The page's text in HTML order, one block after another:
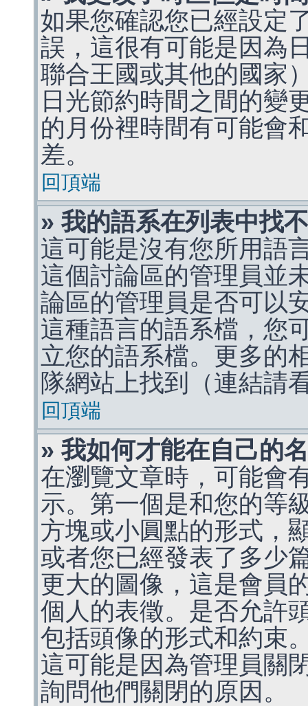
如果您確認您已經設定
誤，這很有可能是因為
聯合王國或其他的國家
日光節約時間之間的變
的月份裡時間有可能會
差。
回頂端
» 我的語系在列表中找
這可能是沒有您所用語
這個討論區的管理員並
論區的管理員是否可以
這種語言的語系檔，您
立您的語系檔。更多的
隊網站上找到（連結請
回頂端
» 我如何才能在自己的
在瀏覽文章時，可能會
示。第一個是和您的等
方塊或小圓點的形式，
或者您已經發表了多少
更大的圖像，這是會員
個人的表徵。是否允許
包括頭像的形式和約束
這可能是因為管理員關
詢問他們關閉的原因。